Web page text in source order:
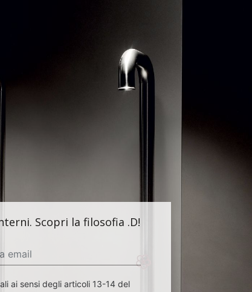
Scopri la filosofia .D!
ai sensi degli articoli 13-14 del